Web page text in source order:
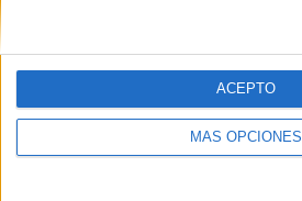
MÁS OPCIONES
ACEPTO